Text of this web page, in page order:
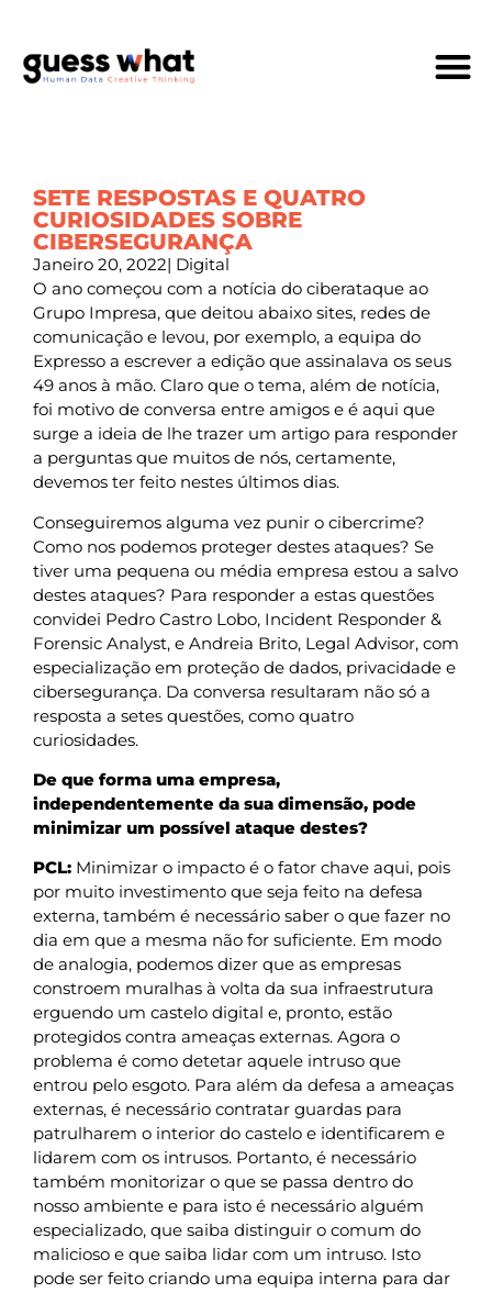
SETE RESPOSTAS E QUATRO
CURIOSIDADES SOBRE
CIBERSEGURANÇA
Janeiro 20, 2022| Digital
O ano começou com a notícia do ciberataque ao
Grupo Impresa, que deitou abaixo sites, redes de
comunicação e levou, por exemplo, a equipa do
Expresso a escrever a edição que assinalava os seus
49 anos à mão. Claro que o tema, além de notícia,
foi motivo de conversa entre amigos e é aqui que
surge a ideia de lhe trazer um artigo para responder
a perguntas que muitos de nós, certamente,
devemos ter feito nestes últimos dias.
Conseguiremos alguma vez punir o cibercrime?
Como nos podemos proteger destes ataques? Se
tiver uma pequena ou média empresa estou a salvo
destes ataques? Para responder a estas questões
convidei Pedro Castro Lobo, Incident Responder &
Forensic Analyst, e Andreia Brito, Legal Advisor, com
especialização em proteção de dados, privacidade e
cibersegurança. Da conversa resultaram não só a
resposta a setes questões, como quatro
curiosidades.
De que forma uma empresa,
independentemente da sua dimensão, pode
minimizar um possível ataque destes?
PCL: Minimizar o impacto é o fator chave aqui, pois
por muito investimento que seja feito na defesa
externa, também é necessário saber o que fazer no
dia em que a mesma não for suficiente. Em modo
de analogia, podemos dizer que as empresas
constroem muralhas à volta da sua infraestrutura
erguendo um castelo digital e, pronto, estão
protegidos contra ameaças externas. Agora o
problema é como detetar aquele intruso que
entrou pelo esgoto. Para além da defesa a ameaças
externas, é necessário contratar guardas para
patrulharem o interior do castelo e identificarem e
lidarem com os intrusos. Portanto, é necessário
também monitorizar o que se passa dentro do
nosso ambiente e para isto é necessário alguém
especializado, que saiba distinguir o comum do
malicioso e que saiba lidar com um intruso. Isto
pode ser feito criando uma equipa interna para dar